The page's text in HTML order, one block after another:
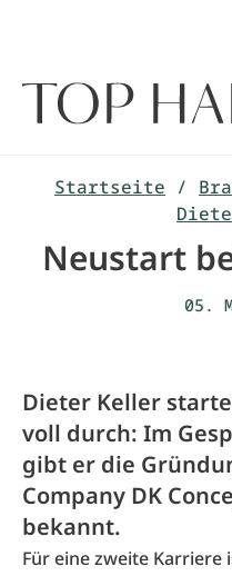
Startseite /
Neustart
05.
Dieter Keller
voll durch: Im
gibt er die
Company DK
bekannt.
Für eine zweite Karriere